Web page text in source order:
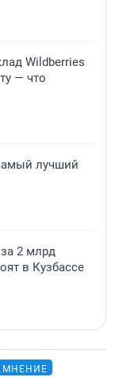
Wildberries
— что
лучший
2 млрд
в Кузбассе
МНЕНИЕ